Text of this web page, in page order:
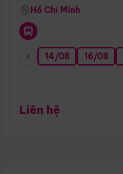
Hồ Chí Minh
14/08 16/08
Liên hệ